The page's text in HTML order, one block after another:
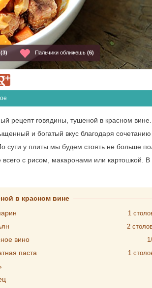
(3) Пальчики оближешь (6)
рецепт говядины, тушеной в красном
и богатый вкус благодаря
сути у плиты мы будем стоять не больше
с рисом, макаронами или картошкой.
в красном вине
1
2
вино
паста 1